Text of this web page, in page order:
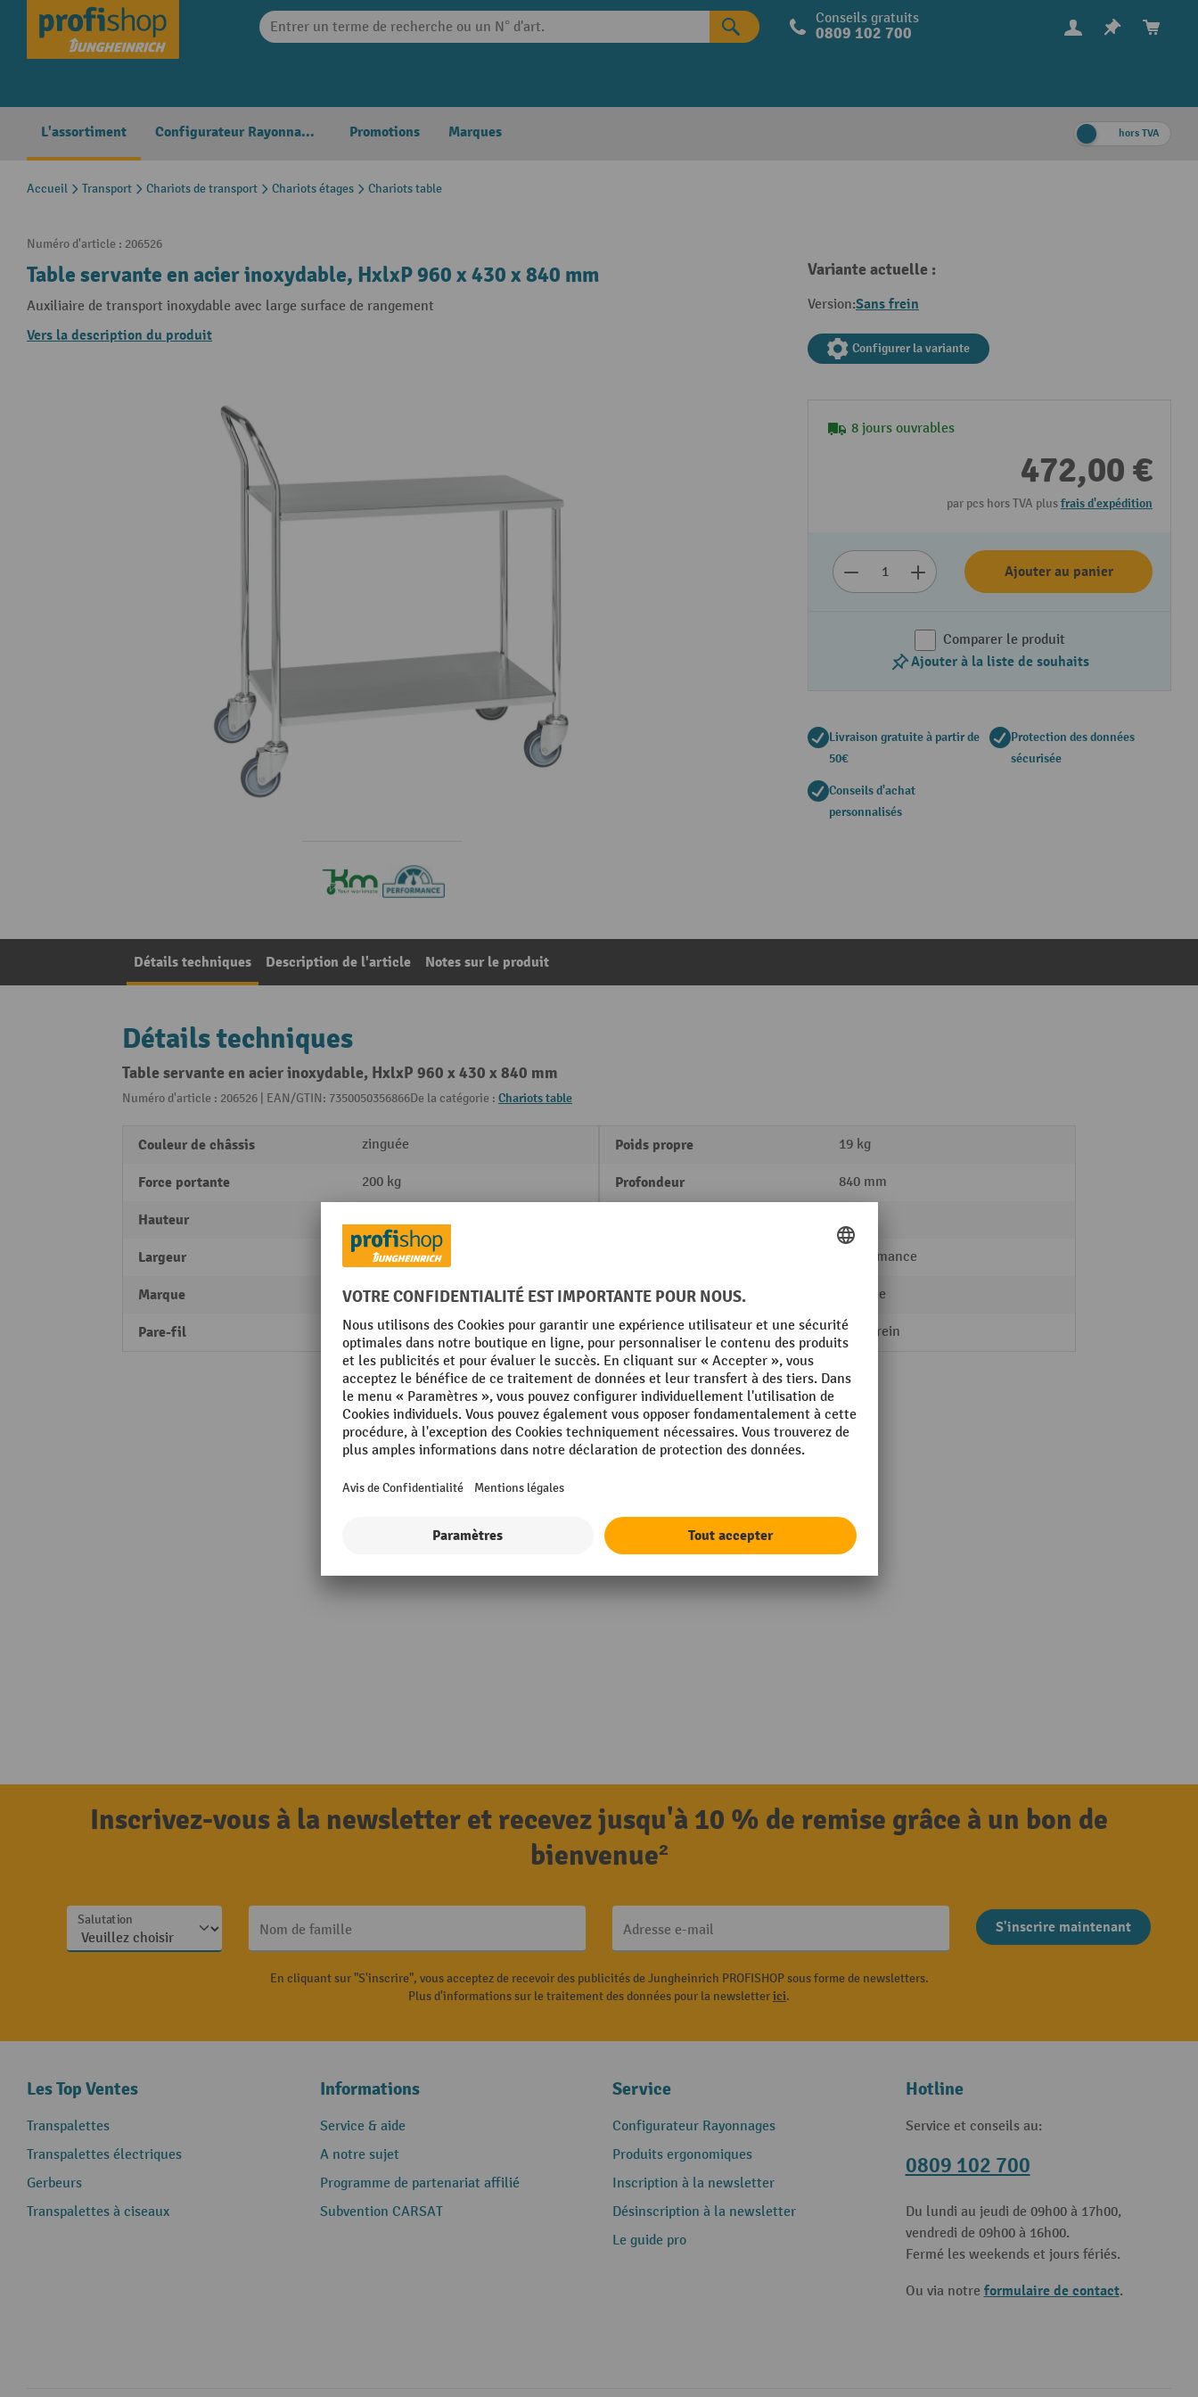
Skip to main navigation Conseils gratuits
0809 102 700
L'assortiment Configurateur Rayonnages Promotions Marques hors TVA
Accueil Transport Chariots de transport Chariots étages Chariots table
Numéro d'article : 206526
Table servante en acier inoxydable, HxlxP 960 x 430 x 840 mm
Auxiliaire de transport inoxydable avec large surface de rangement
Vers la description du produit
Variante actuelle :
Version:Sans frein
Configurer la variante
8 jours ouvrables
472,00 €
par pcs hors TVA plusfrais d'expédition
Ajouter au panier
Comparer le produit
Ajouter à la liste de souhaits
Livraison gratuite à partir de
50€
Protection des données
sécurisée
Conseils d'achat
personnalisés
Détails techniques Description de l'article Notes sur le produit
Détails techniques
Table servante en acier inoxydable, HxlxP 960 x 430 x 840 mm
Numéro d'article : 206526 | EAN/GTIN: 7350050356866De la catégorie : Chariots table
Couleur de châssis zinguée
Force portante 200 kg
Hauteur
Largeur 430 mm
Marque Kongamek
Pare-fil oui
Poids propre 19 kg
Profondeur 840 mm
Performance
Surface de charge, couleur zinguée
Version Sans frein
Afficher tous les détails techniques
Inscrivez-vous à la newsletter et recevez jusqu'à 10 % de remise grâce à un bon de
bienvenue²
Salutation
Nom de famille Adresse e-mail S'inscrire maintenant
En cliquant sur "S'inscrire", vous acceptez de recevoir des publicités de Jungheinrich PROFISHOP sous forme de newsletters.
Plus d'informations sur le traitement des données pour la newsletterici.
Les Top Ventes
Transpalettes
Transpalettes électriques
Gerbeurs
Transpalettes à ciseaux
Informations
Service & aide
A notre sujet
Programme de partenariat affilié
Subvention CARSAT
Service
Configurateur Rayonnages
Produits ergonomiques
Inscription à la newsletter
Désinscription à la newsletter
Le guide pro
Hotline
Service et conseils au:
0809 102 700
Du lundi au jeudi de 09h00 à 17h00,
vendredi de 09h00 à 16h00.
Fermé les weekends et jours fériés.
Ou via notre formulaire de contact.